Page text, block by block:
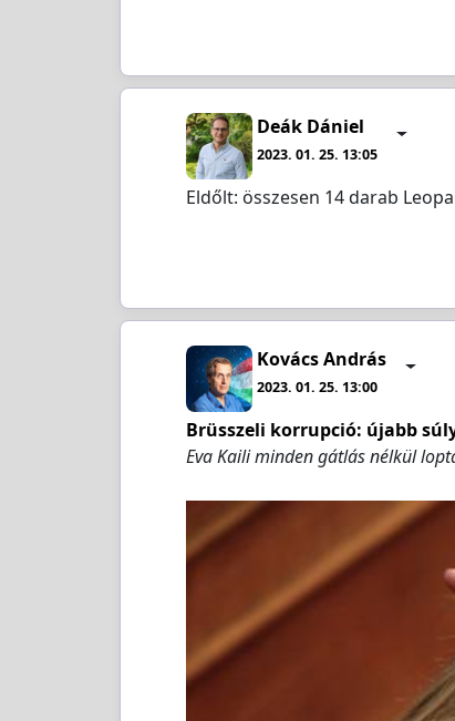
Deák Dániel
2023. 01. 25. 13:05
Eldőlt: összesen 14 darab
Kovács András
2023. 01. 25. 13:00
Brüsszeli korrupció: újabb
Eva Kaili minden gátlás nélkül